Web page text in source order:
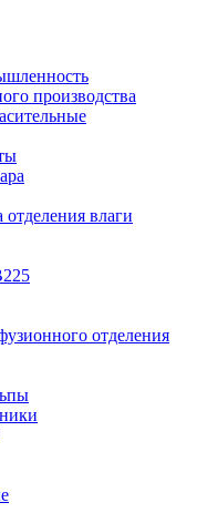
производства
влаги
отделения